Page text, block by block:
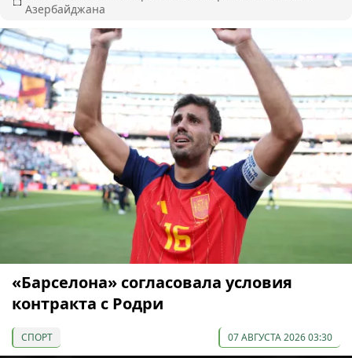
Азербайджана
«Барселона» согласовала условия
контракта с Родри
СПОРТ 07 АВГУСТА 2026 03:30